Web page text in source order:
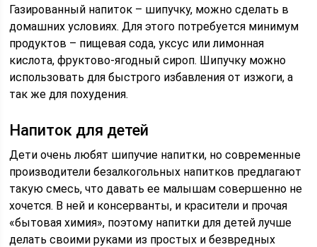
Газированный напиток – шипучку, можно сделать в
домашних условиях. Для этого потребуется минимум
продуктов – пищевая сода, уксус или лимонная
кислота, фруктово-ягодный сироп. Шипучку можно
использовать для быстрого избавления от изжоги, а
так же для похудения.
Напиток для детей
Дети очень любят шипучие напитки, но современные
производители безалкогольных напитков предлагают
такую смесь, что давать ее малышам совершенно не
хочется. В ней и консерванты, и красители и прочая
«бытовая химия», поэтому напитки для детей лучше
делать своими руками из простых и безвредных